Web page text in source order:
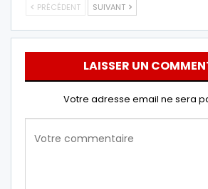
PRÉCÉDENT SUIVANT
LAISSER UN
Votre adresse email ne sera